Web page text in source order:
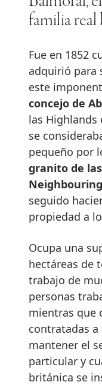
familia real
Fue en 1852
adquirió para
este
concejo de
las Highlands
se
pequeño por
granito de
Neighbouring
seguido
propiedad a
Ocupa una
hectáreas de
trabajo de
personas
mientras que
contratadas
mantener el
particular y
británica se